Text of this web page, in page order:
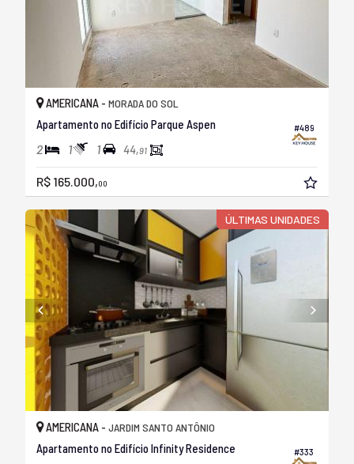
#489
AMERICANA - MORADA DO SOL
Apartamento no Edifício Parque Aspen
2 1 1 44,91
R$ 165.000,00
ÚLTIMAS UNIDADES
#333
AMERICANA - JARDIM SANTO ANTÔNIO
Apartamento no Edifício Infinity Residence